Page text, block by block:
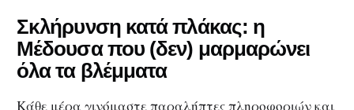
Σκλήρυνση κατά πλάκας: η
Μέδουσα που (δεν) μαρμαρώνει
όλα τα βλέμματα
Κάθε μέρα γινόμαστε παραλήπτες πληροφοριών και